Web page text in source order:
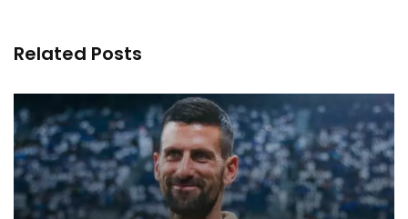
Related Posts